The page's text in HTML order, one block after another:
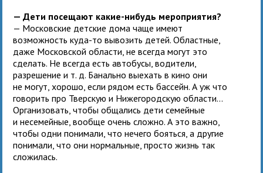
— Дети посещают какие-нибудь мероприятия?
— Московские детские дома чаще имеют
возможность куда-то вывозить детей. Областные,
даже Московской области, не всегда могут это
сделать. Не всегда есть автобусы, водители,
разрешение и т. д. Банально выехать в кино они
не могут, хорошо, если рядом есть бассейн. А уж что
говорить про Тверскую и Нижегородскую области...
Организовать, чтобы общались дети семейные
и несемейные, вообще очень сложно. А это важно,
чтобы одни понимали, что нечего бояться, а другие
понимали, что они нормальные, просто жизнь так
сложилась.